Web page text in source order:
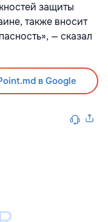
защиты
также вносит
— сказал
в Google